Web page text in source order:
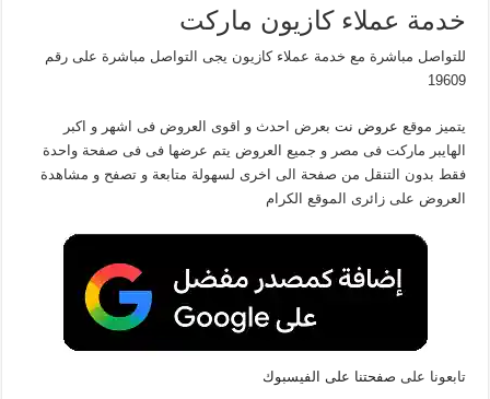
خدمة عملاء كازيون ماركت
للتواصل مباشرة مع خدمة عملاء كازيون يجى التواصل مباشرة على رقم
19609
يتميز موقع عروض نتبعرض احدث و اقوى العروض فى اشهر و اكبر
الهايبر ماركت فى مصر و جميع العروض يتم عرضها فى فى صفحة واحدة
فقط بدون التنقل من صفحة الى اخرى لسهولة متابعة و تصفح و مشاهدة
العروض على زائرى الموقع الكرام
تابعونا على صفحتنا على الفيسبوك